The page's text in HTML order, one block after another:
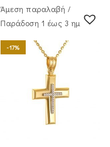
Άμεση παραλαβή /
Παράδoση 1 έως 3 ημέρες
-17%